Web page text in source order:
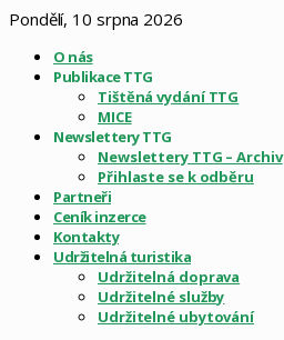
Pondělí, 10 srpna 2026
O nás
Publikace TTG
Tištěná vydání TTG
MICE
Newslettery TTG
Newslettery TTG – Archiv
Přihlaste se k odběru
Partneři
Ceník inzerce
Kontakty
Udržitelná turistika
Udržitelná doprava
Udržitelné služby
Udržitelné ubytování